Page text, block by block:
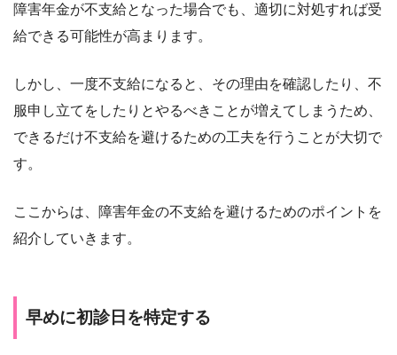
障害年金が不支給となった場合でも、適切に対処すれば受
給できる可能性が高まります。
しかし、一度不支給になると、その理由を確認したり、不
服申し立てをしたりとやるべきことが増えてしまうため、
できるだけ不支給を避けるための工夫を行うことが大切で
す。
ここからは、障害年金の不支給を避けるためのポイントを
紹介していきます。
早めに初診日を特定する